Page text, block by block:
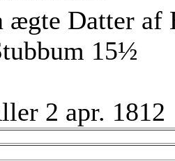
ægte Datter af
15½
2 apr. 1812